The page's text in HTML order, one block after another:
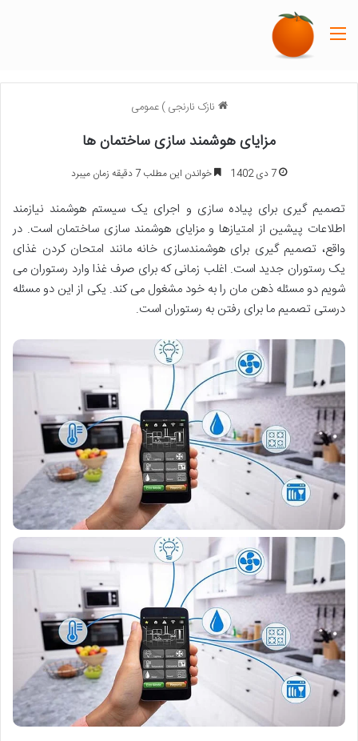
نازک نارنجی ) عمومی
مزایای هوشمند سازی ساختمان ها
7 دی 1402 خواندن این مطلب 7 دقیقه زمان میبرد
تصمیم گیری برای پیاده سازی و اجرای یک سیستم هوشمند نیازمند
اطلاعات پیشین از امتیازها و مزایای هوشمند سازی ساختمان است. در
واقع، تصمیم گیری برای هوشمندسازی خانه مانند امتحان کردن غذای
یک رستوران جدید است. اغلب زمانی که برای صرف غذا وارد رستوران می
شویم دو مسئله ذهن مان را به خود مشغول می کند. یکی از این دو مسئله
درستی تصمیم ما برای رفتن به رستوران است.